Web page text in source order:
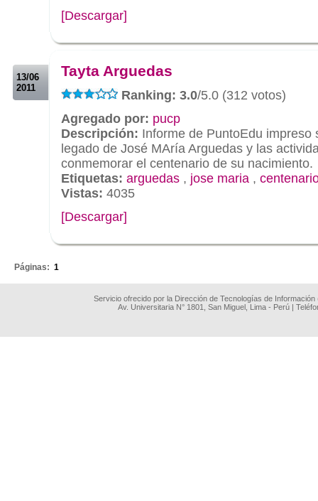
[Descargar]
13/06
2011
Tayta Arguedas
Ranking: 3.0/5.0 (312 votos)
Agregado por: pucp
Descripción: Informe de PuntoEdu impreso
legado de José MAría Arguedas y las
conmemorar el centenario de su nacimiento.
Etiquetas: arguedas , jose maria ,
Vistas: 4035
[Descargar]
Páginas: 1
Servicio ofrecido por la Dirección de Tecnologías de
Av. Universitaria N° 1801, San Miguel, Lima - Perú |